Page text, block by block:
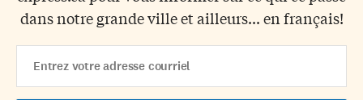
dans notre grande ville et ailleurs... en français!
Address